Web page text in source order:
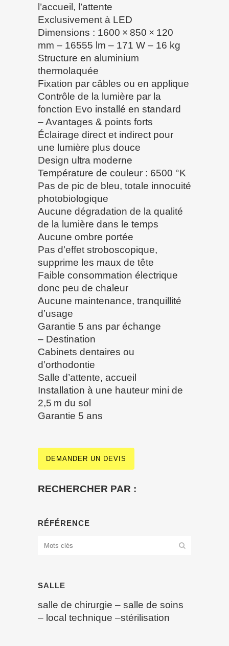
l’accueil, l’attente
Exclusivement à LED
Dimensions : 1600 × 850 × 120
mm – 16555 lm – 171 W – 16 kg
Structure en aluminium
thermolaquée
Fixation par câbles ou en applique
Contrôle de la lumière par la
fonction Evo installé en standard
– Avantages & points forts
Éclairage direct et indirect pour
une lumière plus douce
Design ultra moderne
Température de couleur : 6500 °K
Pas de pic de bleu, totale innocuité
photobiologique
Aucune dégradation de la qualité
de la lumière dans le temps
Aucune ombre portée
Pas d’effet stroboscopique,
supprime les maux de tête
Faible consommation électrique
donc peu de chaleur
Aucune maintenance, tranquillité
d’usage
Garantie 5 ans par échange
– Destination
Cabinets dentaires ou
d’orthodontie
Salle d’attente, accueil
Installation à une hauteur mini de
2,5 m du sol
Garantie 5 ans
DEMANDER UN DEVIS
RECHERCHER PAR :
RÉFÉRENCE
SALLE
salle de chirurgie – salle de soins
– local technique –stérilisation